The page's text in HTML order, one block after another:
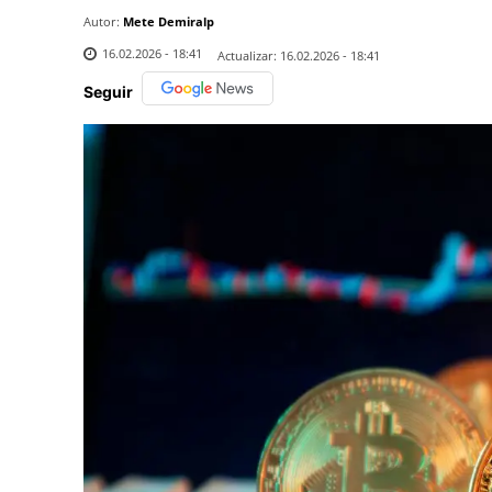
Autor: Mete Demiralp
16.02.2026 - 18:41
Actualizar: 16.02.2026 - 18:41
Seguir